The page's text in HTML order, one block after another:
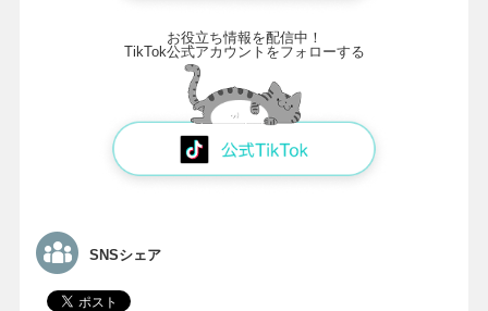
お役立ち情報を配信中！
TikTok公式アカウントをフォローする
SNSシェア